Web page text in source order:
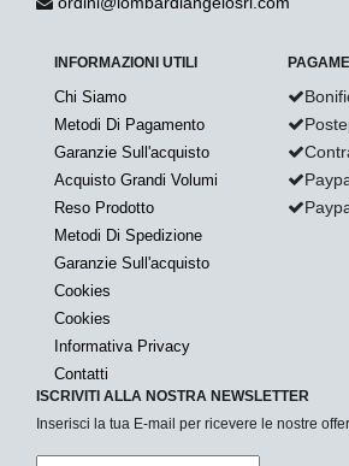
INFORMAZIONI UTILI
Chi Siamo
Metodi Di Pagamento
Garanzie Sull'acquisto
Acquisto Grandi Volumi
Reso Prodotto
Metodi Di Spedizione
Garanzie Sull'acquisto
Cookies
Cookies
Informativa Privacy
Contatti
ISCRIVITI ALLA NOSTRA NEWSLETTER
Inserisci la tua E-mail per ricevere le nostre